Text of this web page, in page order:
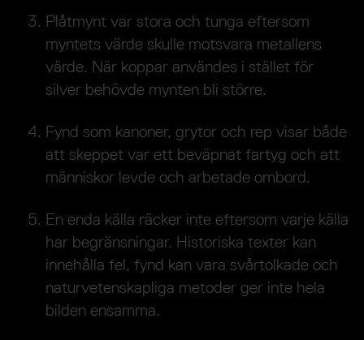
Plåtmynt var stora och tunga eftersom
myntets värde skulle motsvara metallens
värde. När koppar användes i stället för
silver behövde mynten bli större.
Fynd som kanoner, grytor och rep visar både
att skeppet var ett beväpnat fartyg och att
människor levde och arbetade ombord.
En enda källa räcker inte eftersom varje källa
har begränsningar. Historiska texter kan
innehålla fel, fynd kan vara svårtolkade och
naturvetenskapliga metoder ger inte hela
bilden ensamma.